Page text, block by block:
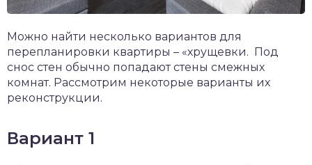
Можно найти несколько вариантов для
перепланировки квартиры – «хрущевки. Под
снос стен обычно попадают стены смежных
комнат. Рассмотрим некоторые варианты их
реконструкции.
Вариант 1